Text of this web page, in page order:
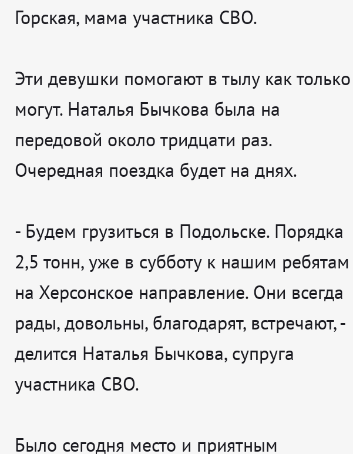
Горская, мама участника СВО.
Эти девушки помогают в тылу как только
могут. Наталья Бычкова была на
передовой около тридцати раз.
Очередная поездка будет на днях.
- Будем грузиться в Подольске. Порядка
2,5 тонн, уже в субботу к нашим ребятам
на Херсонское направление. Они всегда
рады, довольны, благодарят, встречают, -
делится Наталья Бычкова, супруга
участника СВО.
Было сегодня место и приятным